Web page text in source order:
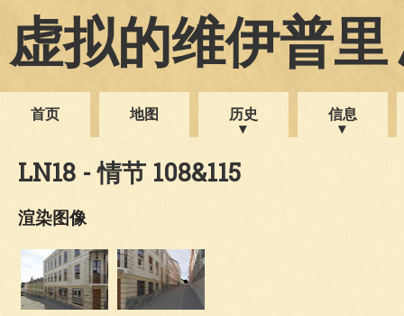
虚拟的维伊普里
首页 地图 历史 信息
LN18 - 情节 108&115
渲染图像